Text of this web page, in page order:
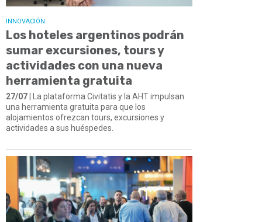
INNOVACIÓN
Los hoteles argentinos podrán
sumar excursiones, tours y
actividades con una nueva
herramienta gratuita
27/07| La plataforma Civitatis y la AHT impulsan
una herramienta gratuita para que los
alojamientos ofrezcan tours, excursiones y
actividades a sus huéspedes.